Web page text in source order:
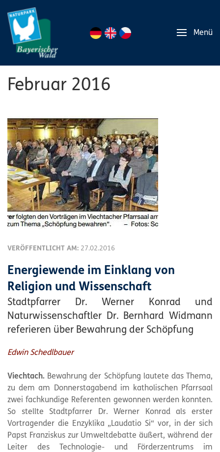
Menü
Februar 2016
VERÖFFENTLICHT AM: 27.02.2016
Energiewende im Einklang von
Religion und Wissenschaft
Stadtpfarrer Dr. Werner Konrad und
Naturwissenschaftler Dr. Bernhard Widmann
referieren über Bewahrung der Schöpfung
Edwin Schedlbauer
Viechtach. Bewahrung der Schöpfung lautete das Thema,
zu dem am Donnerstagabend im katholischen Pfarrsaal
zwei fachkundige Referenten gewonnen werden konnten.
So stellte Stadtpfarrer Dr. Werner Konrad als erster
Vortragender die Enzyklika „Laudatio Si“ vor, in der sich
Papst Franziskus zur Umweltdebatte äußert, während der
Leiter des Technologie- und Förderzentrums im